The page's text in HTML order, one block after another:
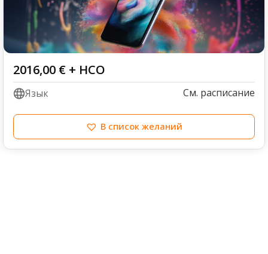
2016,00 € + НСО
Язык См. расписание
В список желаний